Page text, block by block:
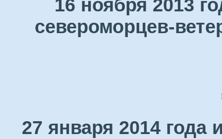
16 ноября 2013
североморцев-
27 января 2014 года